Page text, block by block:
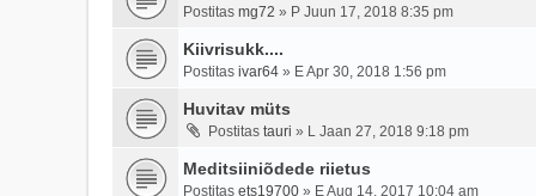
Postitas mg72 » P Juun 17, 2018 8:35 pm
Kiivrisukk....
Postitas ivar64 » E Apr 30, 2018 1:56 pm
Huvitav müts
Postitas tauri » L Jaan 27, 2018 9:18 pm
Meditsiiniõdede riietus
Postitas ets19700 » E Aug 14, 2017 10:04 am